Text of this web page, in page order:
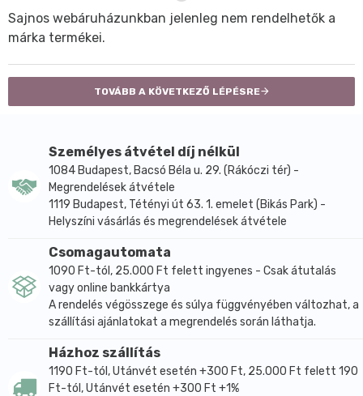
Sajnos webáruházunkban jelenleg nem rendelhetők a
márka termékei.
TOVÁBB A KÖVETKEZŐ LÉPÉSRE
Személyes átvétel díj nélkül
1084 Budapest, Bacsó Béla u. 29. (Rákóczi tér) -
Megrendelések átvétele
1119 Budapest, Tétényi út 63. 1. emelet (Bikás Park) -
Helyszíni vásárlás és megrendelések átvétele
Csomagautomata
1090 Ft-tól, 25.000 Ft felett ingyenes - Csak átutalás
vagy online bankkártya
A rendelés végösszege és súlya függvényében változhat, a
szállítási ajánlatokat a megrendelés során láthatja.
Házhoz szállítás
1190 Ft-tól, Utánvét esetén +300 Ft, 25.000 Ft felett 190
Ft-tól, Utánvét esetén +300 Ft +1%